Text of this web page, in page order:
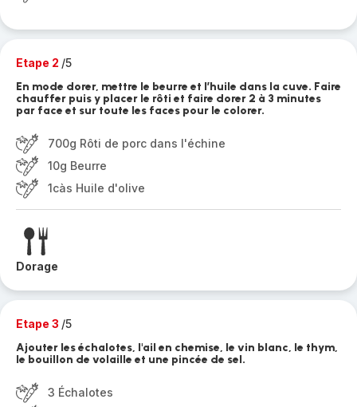
Etape 2 /5
En mode dorer, mettre le beurre et l’huile dans la cuve. Faire
chauffer puis y placer le rôti et faire dorer 2 à 3 minutes
par face et sur toute les faces pour le colorer.
700g Rôti de porc dans l'échine
10g Beurre
1càs Huile d'olive
Dorage
Etape 3 /5
Ajouter les échalotes, l'ail en chemise, le vin blanc, le thym,
le bouillon de volaille et une pincée de sel.
3 Échalotes